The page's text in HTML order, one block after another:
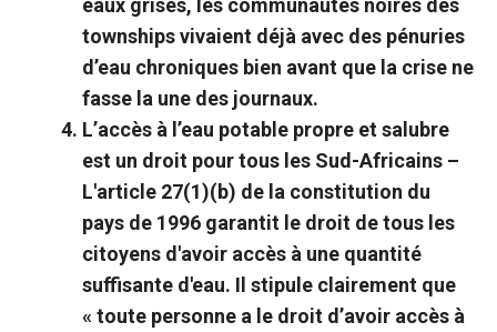
eaux grises, les communautés noires des
townships vivaient déjà avec des pénuries
d’eau chroniques bien avant que la crise ne
fasse la une des journaux.
L’accès à l’eau potable propre et salubre
est un droit pour tous les Sud-Africains –
L'article 27(1)(b) de la constitution du
pays de 1996 garantit le droit de tous les
citoyens d'avoir accès à une quantité
suffisante d'eau. Il stipule clairement que
« toute personne a le droit d’avoir accès à